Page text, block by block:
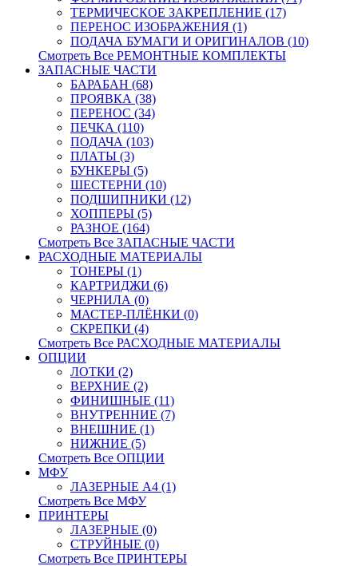
ТЕРМИЧЕСКОЕ ЗАКРЕПЛЕНИЕ (17)
ПЕРЕНОС ИЗОБРАЖЕНИЯ (1)
ПОДАЧА БУМАГИ И ОРИГИНАЛОВ (10)
Смотреть Все РЕМОНТНЫЕ КОМПЛЕКТЫ
ЗАПАСНЫЕ ЧАСТИ
БАРАБАН (68)
ПРОЯВКА (38)
ПЕРЕНОС (34)
ПЕЧКА (110)
ПОДАЧА (103)
ПЛАТЫ (3)
БУНКЕРЫ (5)
ШЕСТЕРНИ (10)
ПОДШИПНИКИ (12)
ХОППЕРЫ (5)
РАЗНОЕ (164)
Смотреть Все ЗАПАСНЫЕ ЧАСТИ
РАСХОДНЫЕ МАТЕРИАЛЫ
ТОНЕРЫ (1)
КАРТРИДЖИ (6)
ЧЕРНИЛА (0)
МАСТЕР-ПЛЁНКИ (0)
СКРЕПКИ (4)
Смотреть Все РАСХОДНЫЕ МАТЕРИАЛЫ
ОПЦИИ
ЛОТКИ (2)
ВЕРХНИЕ (2)
ФИНИШНЫЕ (11)
ВНУТРЕННИЕ (7)
ВНЕШНИЕ (1)
НИЖНИЕ (5)
Смотреть Все ОПЦИИ
МФУ
ЛАЗЕРНЫЕ A4 (1)
Смотреть Все МФУ
ПРИНТЕРЫ
ЛАЗЕРНЫЕ (0)
СТРУЙНЫЕ (0)
Смотреть Все ПРИНТЕРЫ